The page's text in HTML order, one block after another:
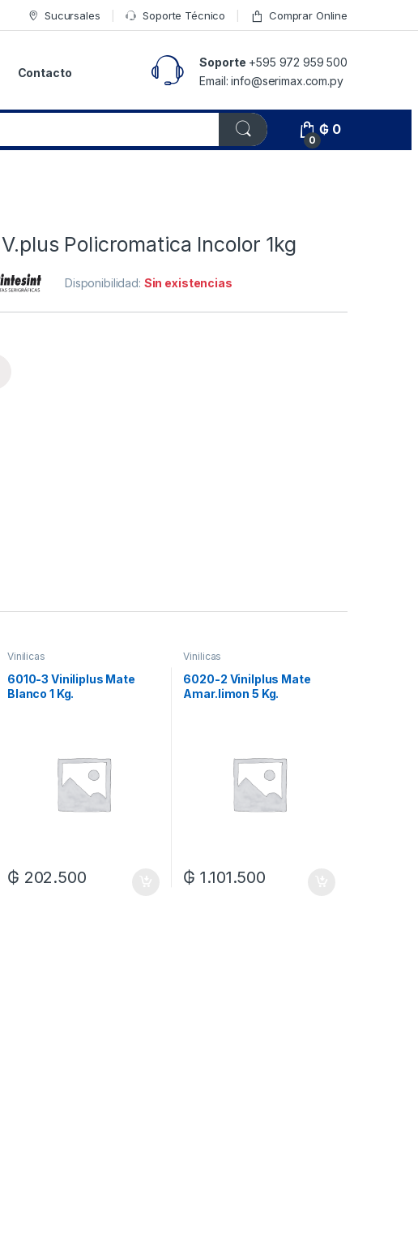
Sucursales Soporte Técnico Comprar Online
Contacto
Soporte +595 972 959 500
Email: info@serimax.com.py
0
₲ 0
Policromatica Incolor 1kg
Disponibilidad: Sin existencias
Vinilicas
6010-3 Viniliplus Mate
Blanco 1 Kg.
₲ 202.500
Vinilicas
6020-2 Vinilplus Mate
Amar.limon 5 Kg.
₲1.101.500